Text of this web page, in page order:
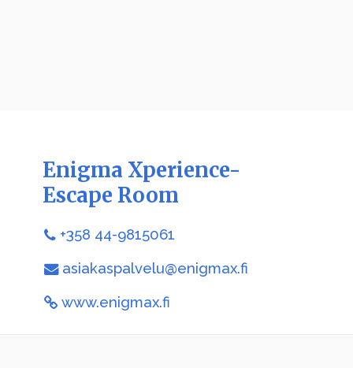
Enigma Xperience-
Escape Room
+358 44-9815061
asiakaspalvelu@enigmax.fi
www.enigmax.fi